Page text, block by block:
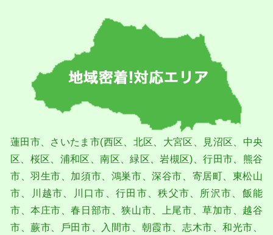
蓮⽥市、さいたま市(⻄区、北区、⼤宮区、⾒沼区、中央
区、桜区、浦和区、南区、緑区、岩槻区)、⾏⽥市、熊⾕
市、⽻⽣市、加須市、鴻巣市、深⾕市、寄居町、東松⼭
市、川越市、川⼝市、⾏⽥市、秩⽗市、所沢市、飯能
市、本庄市、春⽇部市、狭⼭市、上尾市、草加市、越⾕
市、蕨市、⼾⽥市、⼊間市、朝霞市、志木市、和光市、